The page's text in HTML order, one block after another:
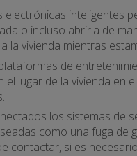
electrónicas inteligentes
o incluso abrirla de
la vivienda mientras
de
lugar de la vivienda en
los sistemas de
como una fuga de
contactar, si es